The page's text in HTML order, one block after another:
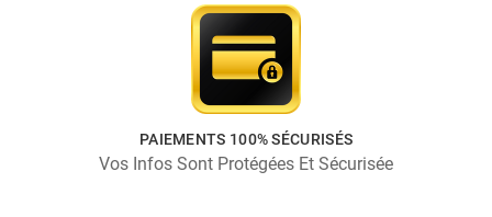
PAIEMENTS 100% SÉCURISÉS
Vos Infos Sont Protégées Et Sécurisée